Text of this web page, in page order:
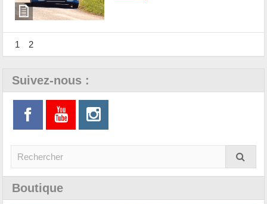
1 2
Suivez-nous :
Boutique